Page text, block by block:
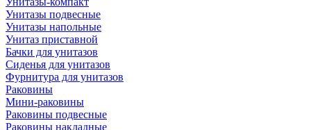
Унитазы подвесные
Унитазы напольные
Унитаз приставной
Бачки для унитазов
Сиденья для унитазов
Фурнитура для унитазов
Раковины
Мини-раковины
Раковины подвесные
Раковины накладные